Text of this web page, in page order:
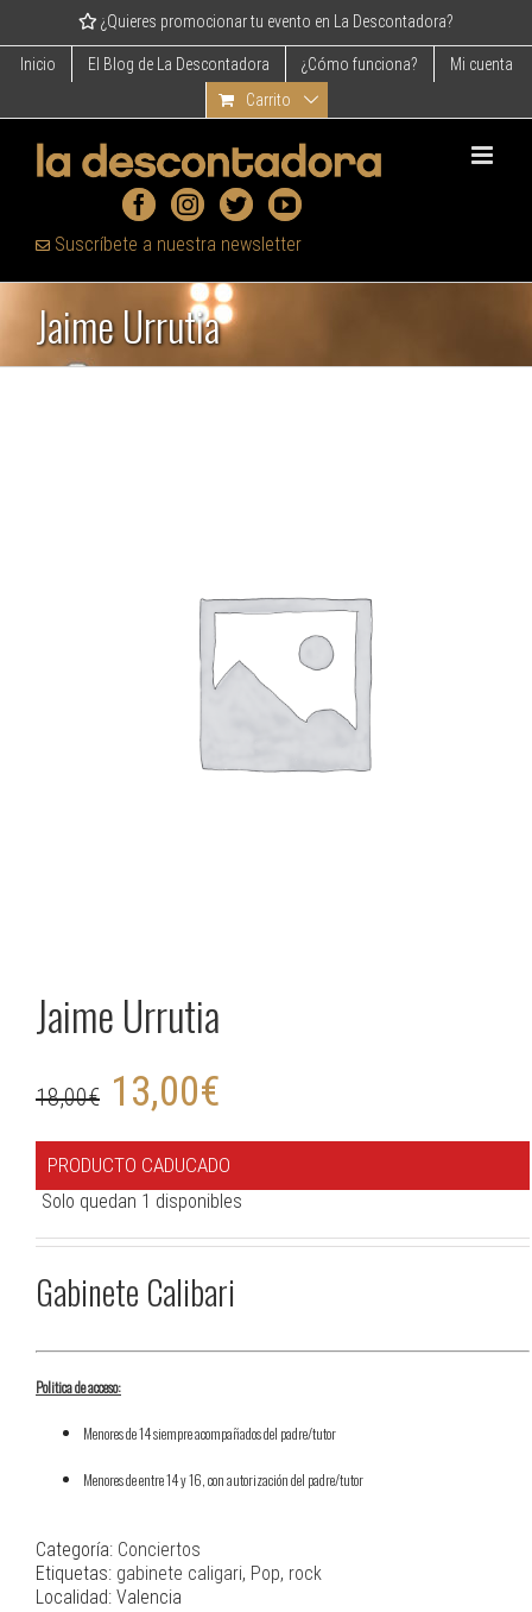
content
¿Quieres promocionar tu evento en La Descontadora?
Inicio El Blog de La Descontadora ¿Cómo funciona?
Mi cuenta
Carrito
Suscríbete a nuestra newsletter
Jaime Urrutia
Jaime Urrutia
18,00€ 13,00€
PRODUCTO CADUCADO
Solo quedan 1 disponibles
Gabinete Calibari
Politica de acceso:
Menores de 14 siempre acompañados del padre/tutor
Menores de entre 14 y 16, con autorización del padre/tutor
Categoría: Conciertos
Etiquetas: gabinete caligari, Pop, rock
Localidad: Valencia